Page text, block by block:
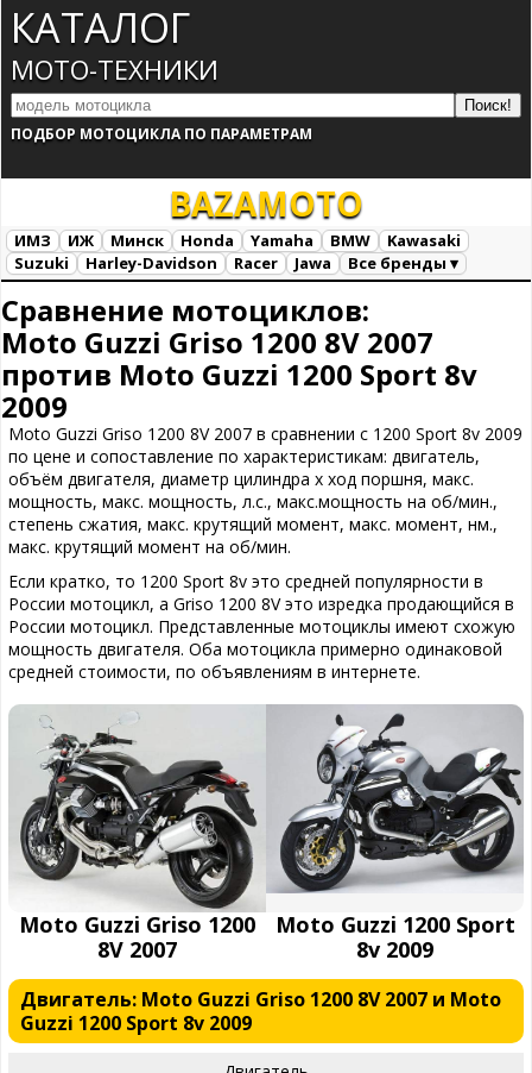
КАТАЛОГ
МОТО-ТЕХНИКИ
ПОДБОР МОТОЦИКЛА ПО ПАРАМЕТРАМ
BAZAMOTO
ИМЗ ИЖ Минск Honda Yamaha BMW
Kawasaki
Suzuki
Harley-Davidson Racer Jawa
Все бренды ▾
Сравнение мотоциклов:
Moto Guzzi Griso 1200 8V 2007
против Moto Guzzi 1200 Sport 8v
2009
Moto Guzzi Griso 1200 8V 2007 в сравнении с 1200 Sport 8v 2009
по цене и сопоставление по характеристикам: двигатель,
объём двигателя, диаметр цилиндра х ход поршня, макс.
мощность, макс. мощность, л.с., макс.мощность на об/мин.,
степень сжатия, макс. крутящий момент, макс. момент, нм.,
макс. крутящий момент на об/мин.
Если кратко, то 1200 Sport 8v это средней популярности в
России мотоцикл, а Griso 1200 8V это изредка продающийся в
России мотоцикл. Представленные мотоциклы имеют схожую
мощность двигателя. Оба мотоцикла примерно одинаковой
средней стоимости, по объявлениям в интернете.
Moto Guzzi Griso 1200
8V 2007
Moto Guzzi 1200 Sport
8v 2009
Двигатель: Moto Guzzi Griso 1200 8V 2007 и Moto
Guzzi 1200 Sport 8v 2009